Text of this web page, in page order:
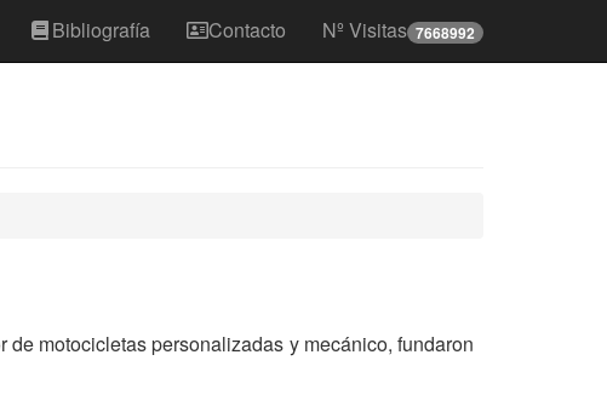
Bibliografía Contacto Nº Visitas 7668992
motocicletas personalizadas y mecánico, fundaron